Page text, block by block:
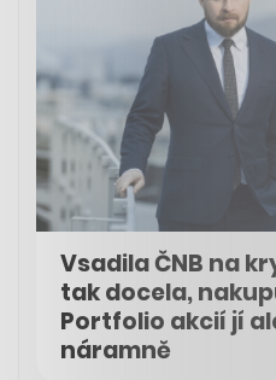
Vsadila ČNB na
tak docela,
Portfolio akcií jí
náramně